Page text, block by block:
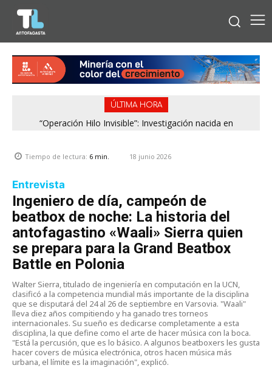
ÚLTIMA HORA
“Operación Hilo Invisible”: Investigación nacida en
Tiempo de lectura: 6 min. 18 junio 2026
Entrevista
Ingeniero de día, campeón de
beatbox de noche: La historia del
antofagastino «Waali» Sierra quien
se prepara para la Grand Beatbox
Battle en Polonia
Walter Sierra, titulado de ingeniería en computación en la UCN,
clasificó a la competencia mundial más importante de la disciplina
que se disputará del 24 al 26 de septiembre en Varsovia. "Waali"
lleva diez años compitiendo y ha ganado tres torneos
internacionales. Su sueño es dedicarse completamente a esta
disciplina, la que define como el arte de hacer música con la boca.
"Está la percusión, que es lo básico. A algunos beatboxers les gusta
hacer covers de música electrónica, otros hacen música más
urbana, el límite es la imaginación", explicó.